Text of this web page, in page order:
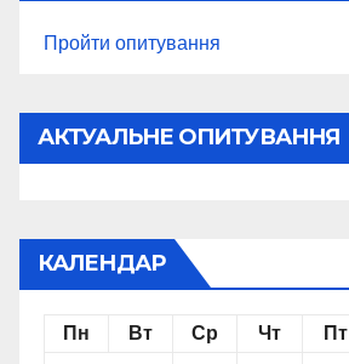
Пройти опитування
АКТУАЛЬНЕ ОПИТУВАННЯ
КАЛЕНДАР
Пн Вт Ср Чт Пт